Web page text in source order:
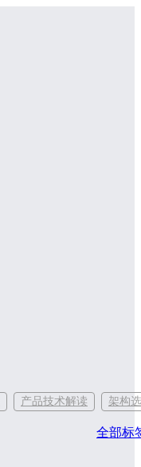
产品技术解读 架构
全部标